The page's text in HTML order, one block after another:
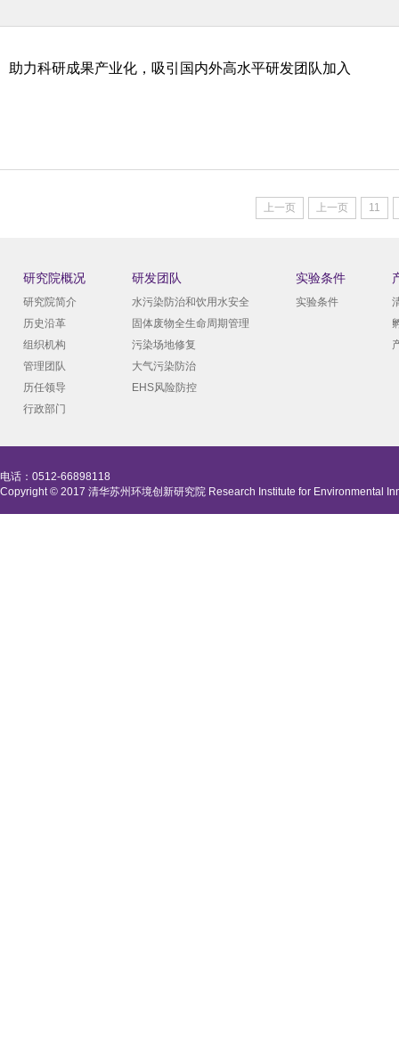
助力科研成果产业化，吸引国内外高水平研发团队加入
上一页 上一页 11
研究院概况
研究院简介
历史沿革
组织机构
管理团队
历任领导
行政部门
研发团队
水污染防治和饮用水安全
固体废物全生命周期管理
污染场地修复
大气污染防治
EHS风险防控
实验条件
实验条件
电话：0512-66898118
Copyright © 2017 清华苏州环境创新研究院 Research Institute for Environmental